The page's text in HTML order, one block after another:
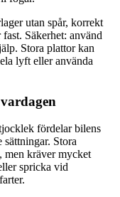
utan spår, korrekt
Säkerhet: använd
Stora plattor kan
lyft eller använda
fördelar bilens
Stora
men kräver mycket
spricka vid